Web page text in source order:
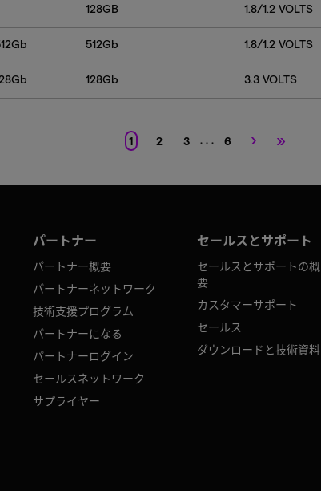
128GB 1.8/1.2 VOLTS
512Gb 1.8/1.2 VOLTS
128Gb 3.3 VOLTS
1 2 3 . . . 6 › »
パートナー
パートナー概要
パートナーネットワーク
技術支援プログラム
パートナーになる
パートナーログイン
セールスネットワーク
サプライヤー
セールスとサポート
セールスとサポートの概
要
カスタマーサポート
セールス
ダウンロードと技術資料